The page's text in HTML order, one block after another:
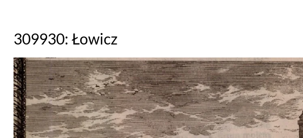
309930: Łowicz